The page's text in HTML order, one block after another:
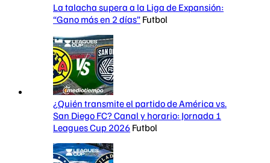
La talacha supera a la Liga de Expansión:
“Gano más en 2 días” Futbol
¿Quién transmite el partido de América vs.
San Diego FC? Canal y horario: Jornada 1
Leagues Cup 2026 Futbol